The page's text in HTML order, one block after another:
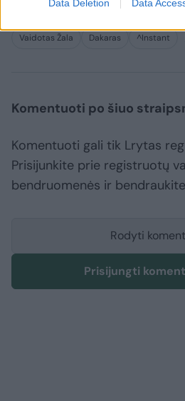
Data Deletion Data
Vaidotas Žala Dakaras ^Instant
Komentuoti po šiuo
Komentuoti gali tik Lrytas
Prisijunkite prie registruotų
bendruomenės ir
Rodyti
Prisijungti